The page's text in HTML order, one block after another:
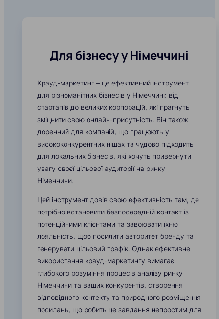
Для бізнесу у Німеччині
Крауд-маркетинг – це ефективний інструмент
для різноманітних бізнесів у Німеччині: від
стартапів до великих корпорацій, які прагнуть
зміцнити свою онлайн-присутність. Він також
доречний для компаній, що працюють у
висококонкурентних нішах та чудово підходить
для локальних бізнесів, які хочуть привернути
увагу своєї цільової аудиторії на ринку
Німеччини.
Цей інструмент довів свою ефективність там, де
потрібно встановити безпосередній контакт із
потенційними клієнтами та завоювати їхню
лояльність, щоб посилити авторитет бренду та
генерувати цільовий трафік. Однак ефективне
використання крауд-маркетингу вимагає
глибокого розуміння процесів аналізу ринку
Німеччини та ваших конкурентів, створення
відповідного контекту та природного розміщення
посилань, що робить це завдання непростим для